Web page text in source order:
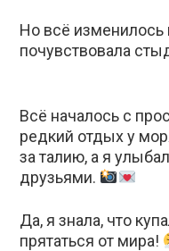
Но всё
почувствовала
Всё началось с
редкий отдых у
за талию, а я
друзьями.
Да, я знала, что
прятаться от мира!